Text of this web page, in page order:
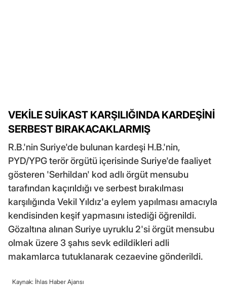
VEKİLE SUİKAST KARŞILIĞINDA KARDEŞİNİ
SERBEST BIRAKACAKLARMIŞ
R.B.'nin Suriye'de bulunan kardeşi H.B.'nin,
PYD/YPG terör örgütü içerisinde Suriye'de faaliyet
gösteren 'Serhildan' kod adlı örgüt mensubu
tarafından kaçırıldığı ve serbest bırakılması
karşılığında Vekil Yıldız'a eylem yapılması amacıyla
kendisinden keşif yapmasını istediği öğrenildi.
Gözaltına alınan Suriye uyruklu 2'si örgüt mensubu
olmak üzere 3 şahıs sevk edildikleri adli
makamlarca tutuklanarak cezaevine gönderildi.
Kaynak: İhlas Haber Ajansı